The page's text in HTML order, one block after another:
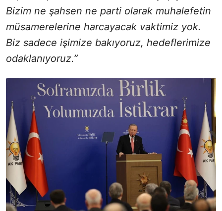
Bizim ne şahsen ne parti olarak muhalefetin
müsamerelerine harcayacak vaktimiz yok.
Biz sadece işimize bakıyoruz, hedeflerimize
odaklanıyoruz.”